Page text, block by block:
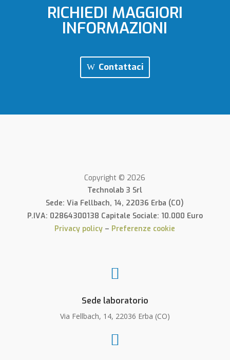
RICHIEDI MAGGIORI
INFORMAZIONI
Contattaci
Copyright © 2026
Technolab 3 Srl
Sede: Via Fellbach, 14, 22036 Erba (CO)
P.IVA: 02864300138 Capitale Sociale: 10.000 Euro
Privacy policy – Preferenze cookie

Sede laboratorio
Via Fellbach, 14, 22036 Erba (CO)
